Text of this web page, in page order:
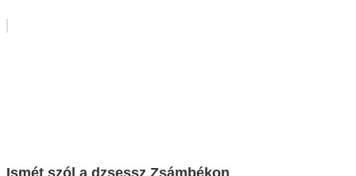
Ismét szól a dzsessz Zsámbékon